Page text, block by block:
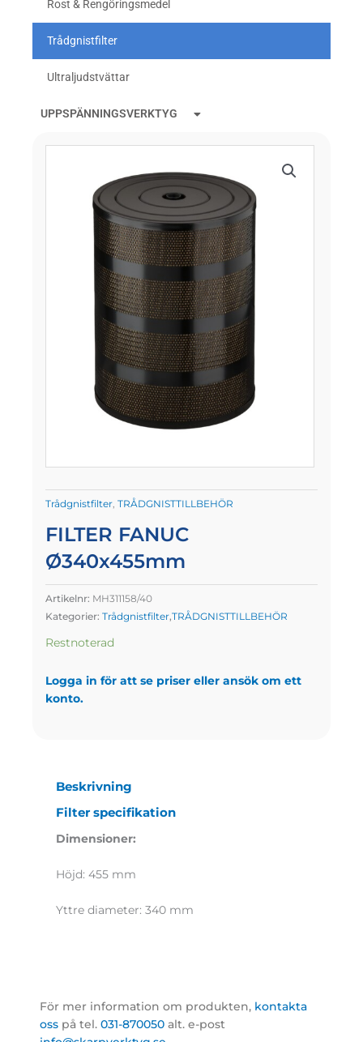
Rost & Rengöringsmedel
Trådgnistfilter
Ultraljudstvättar
UPPSPÄNNINGSVERKTYG
Trådgnistfilter, TRÅDGNISTTILLBEHÖR
FILTER FANUC
Ø340x455mm
Artikelnr: MH311158/40
Kategorier: Trådgnistfilter,TRÅDGNISTTILLBEHÖR
Restnoterad
Logga in för att se priser eller ansök om ett
konto.
Beskrivning
Filter specifikation
Dimensioner:
Höjd: 455 mm
Yttre diameter: 340 mm
För mer information om produkten, kontakta
oss på tel.031-870050 alt. e-post